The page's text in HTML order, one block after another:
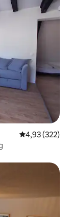
4,93 av 5 i
4,93 (322)